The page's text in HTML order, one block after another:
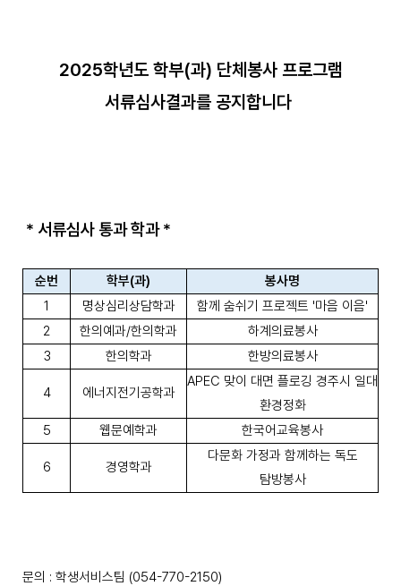
2025학년도 학부(과) 단체봉사 프로그램
서류심사결과를 공지합니다
* 서류심사 통과 학과 *
순번 학부(과)
봉사명
1
명상심리상담학과 함께 숨쉬기 프로젝트 '마음 이음'
2
한의예과/한의학과
하계의료봉사
3
한의학과 한방의료봉사
4 에너지전기공학과
APEC 맞이 대면 플로깅 경주시 일대
환경정화
5
웹문예학과 한국어교육봉사
6 경영학과
다문화 가정과 함께하는 독도
탐방봉사
문의 : 학생서비스팀 (054-770-2150)